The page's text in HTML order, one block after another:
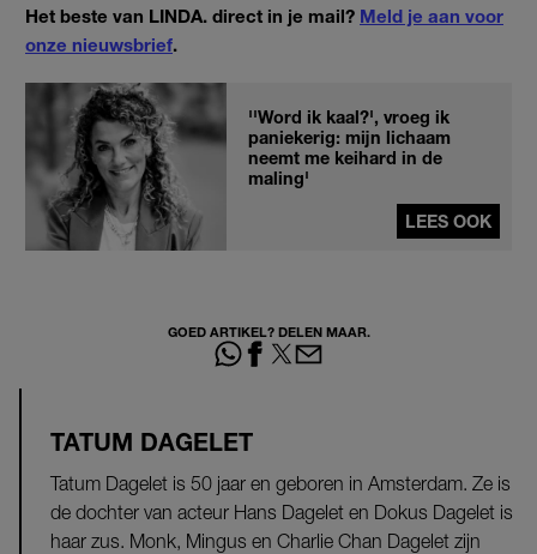
Het beste van LINDA. direct in je mail? Meld je aan voor
onze nieuwsbrief.
''Word ik kaal?', vroeg ik
paniekerig: mijn lichaam
neemt me keihard in de
maling'
LEES OOK
GOED ARTIKEL? DELEN MAAR.
TATUM DAGELET
Tatum Dagelet is 50 jaar en geboren in Amsterdam. Ze is
de dochter van acteur Hans Dagelet en Dokus Dagelet is
haar zus. Monk, Mingus en Charlie Chan Dagelet zijn